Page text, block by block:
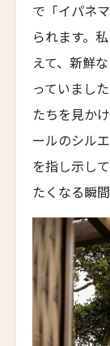
ウェルネス
Wellnesshotel
ル・グラン
Le Grand
グレース・
GRACE LA
イーストウエ
Eastwest Hotel
ベルグヴェ
デザイン・
BERGWELT
ザ・クリス
The Crystal
で「イパネ
られます。
えて、新鮮
っていまし
たちを見か
ールのシル
を指し示し
たくなる瞬